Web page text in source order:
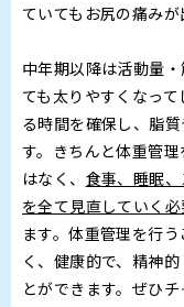
ていてもお尻の痛みが
中年期以降は活動量
ても太りやすくなっ
る時間を確保し、脂
す。きちんと体重管
はなく、 食事、睡眠
を全て見直していく
ます。体重管理を行
く、健康的で、精神
とができます。ぜひ